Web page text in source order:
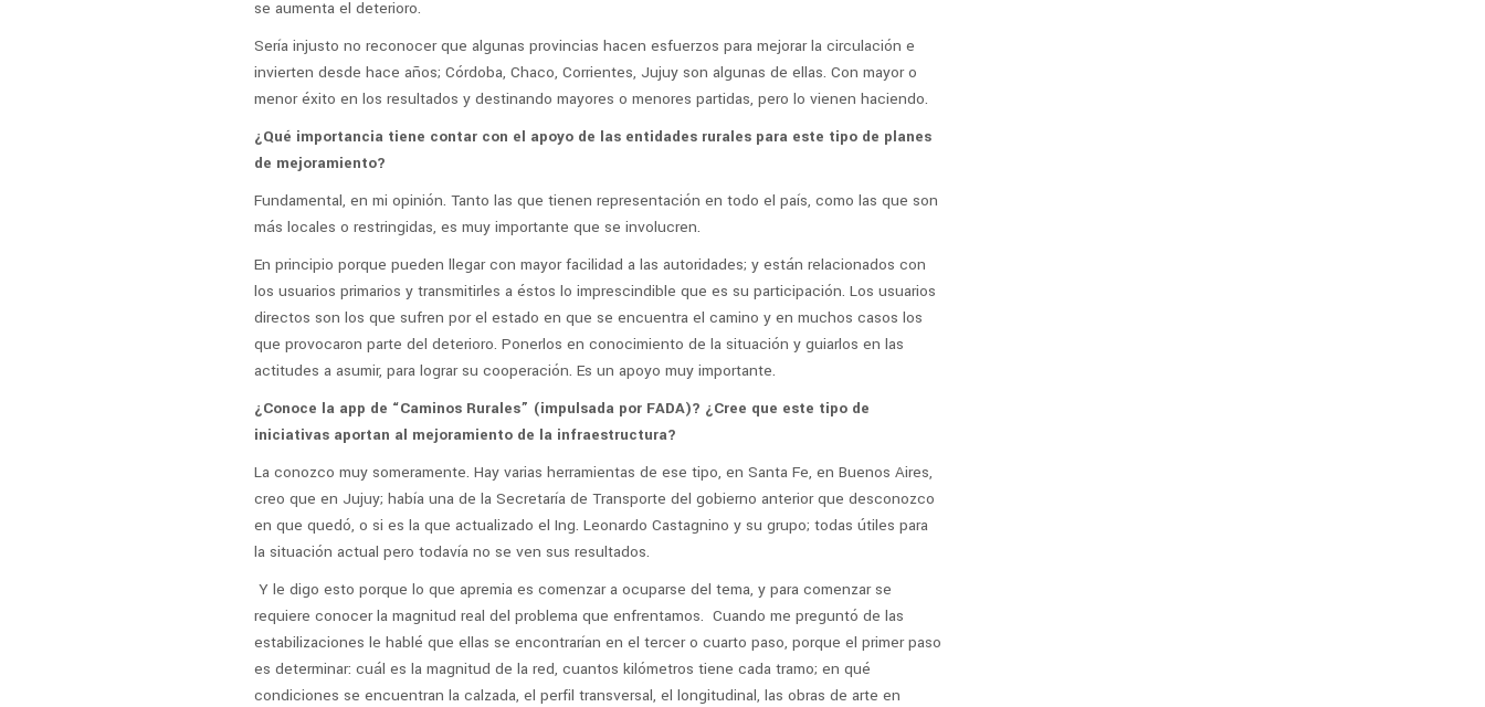
se aumenta el deterioro.
Sería injusto no reconocer que algunas provincias hacen esfuerzos para mejorar la circulación e
invierten desde hace años; Córdoba, Chaco, Corrientes, Jujuy son algunas de ellas. Con mayor o
menor éxito en los resultados y destinando mayores o menores partidas, pero lo vienen haciendo.
¿Qué importancia tiene contar con el apoyo de las entidades rurales para este tipo de planes
de mejoramiento?
Fundamental, en mi opinión. Tanto las que tienen representación en todo el país, como las que son
más locales o restringidas, es muy importante que se involucren.
En principio porque pueden llegar con mayor facilidad a las autoridades; y están relacionados con
los usuarios primarios y transmitirles a éstos lo imprescindible que es su participación. Los usuarios
directos son los que sufren por el estado en que se encuentra el camino y en muchos casos los
que provocaron parte del deterioro. Ponerlos en conocimiento de la situación y guiarlos en las
actitudes a asumir, para lograr su cooperación. Es un apoyo muy importante.
¿Conoce la app de “Caminos Rurales” (impulsada por FADA)? ¿Cree que este tipo de
iniciativas aportan al mejoramiento de la infraestructura?
La conozco muy someramente. Hay varias herramientas de ese tipo, en Santa Fe, en Buenos Aires,
creo que en Jujuy; había una de la Secretaría de Transporte del gobierno anterior que desconozco
en que quedó, o si es la que actualizado el Ing. Leonardo Castagnino y su grupo; todas útiles para
la situación actual pero todavía no se ven sus resultados.
Y le digo esto porque lo que apremia es comenzar a ocuparse del tema, y para comenzar se
requiere conocer la magnitud real del problema que enfrentamos. Cuando me preguntó de las
estabilizaciones le hablé que ellas se encontrarían en el tercer o cuarto paso, porque el primer paso
es determinar: cuál es la magnitud de la red, cuantos kilómetros tiene cada tramo; en qué
condiciones se encuentran la calzada, el perfil transversal, el longitudinal, las obras de arte en